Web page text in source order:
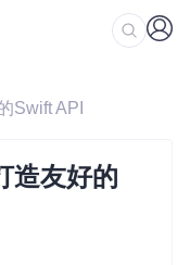
Swift API
造友好的